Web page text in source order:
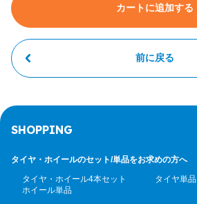
カートに追加する
前に戻る
SHOPPING
タイヤ・ホイールのセット/単品をお求めの方へ
タイヤ・ホイール4本セット
タイヤ単品
ホイール単品